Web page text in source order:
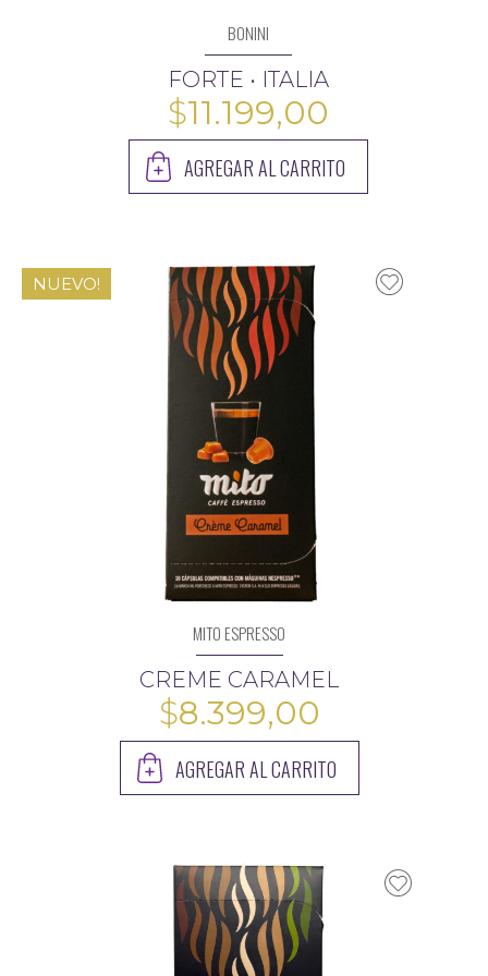
16.300,00
BONINI
FORTE • ITALIA
$11.199,00
AGREGAR AL CARRITO
NUEVO!
MITO ESPRESSO
CREME CARAMEL
$8.399,00
AGREGAR AL CARRITO